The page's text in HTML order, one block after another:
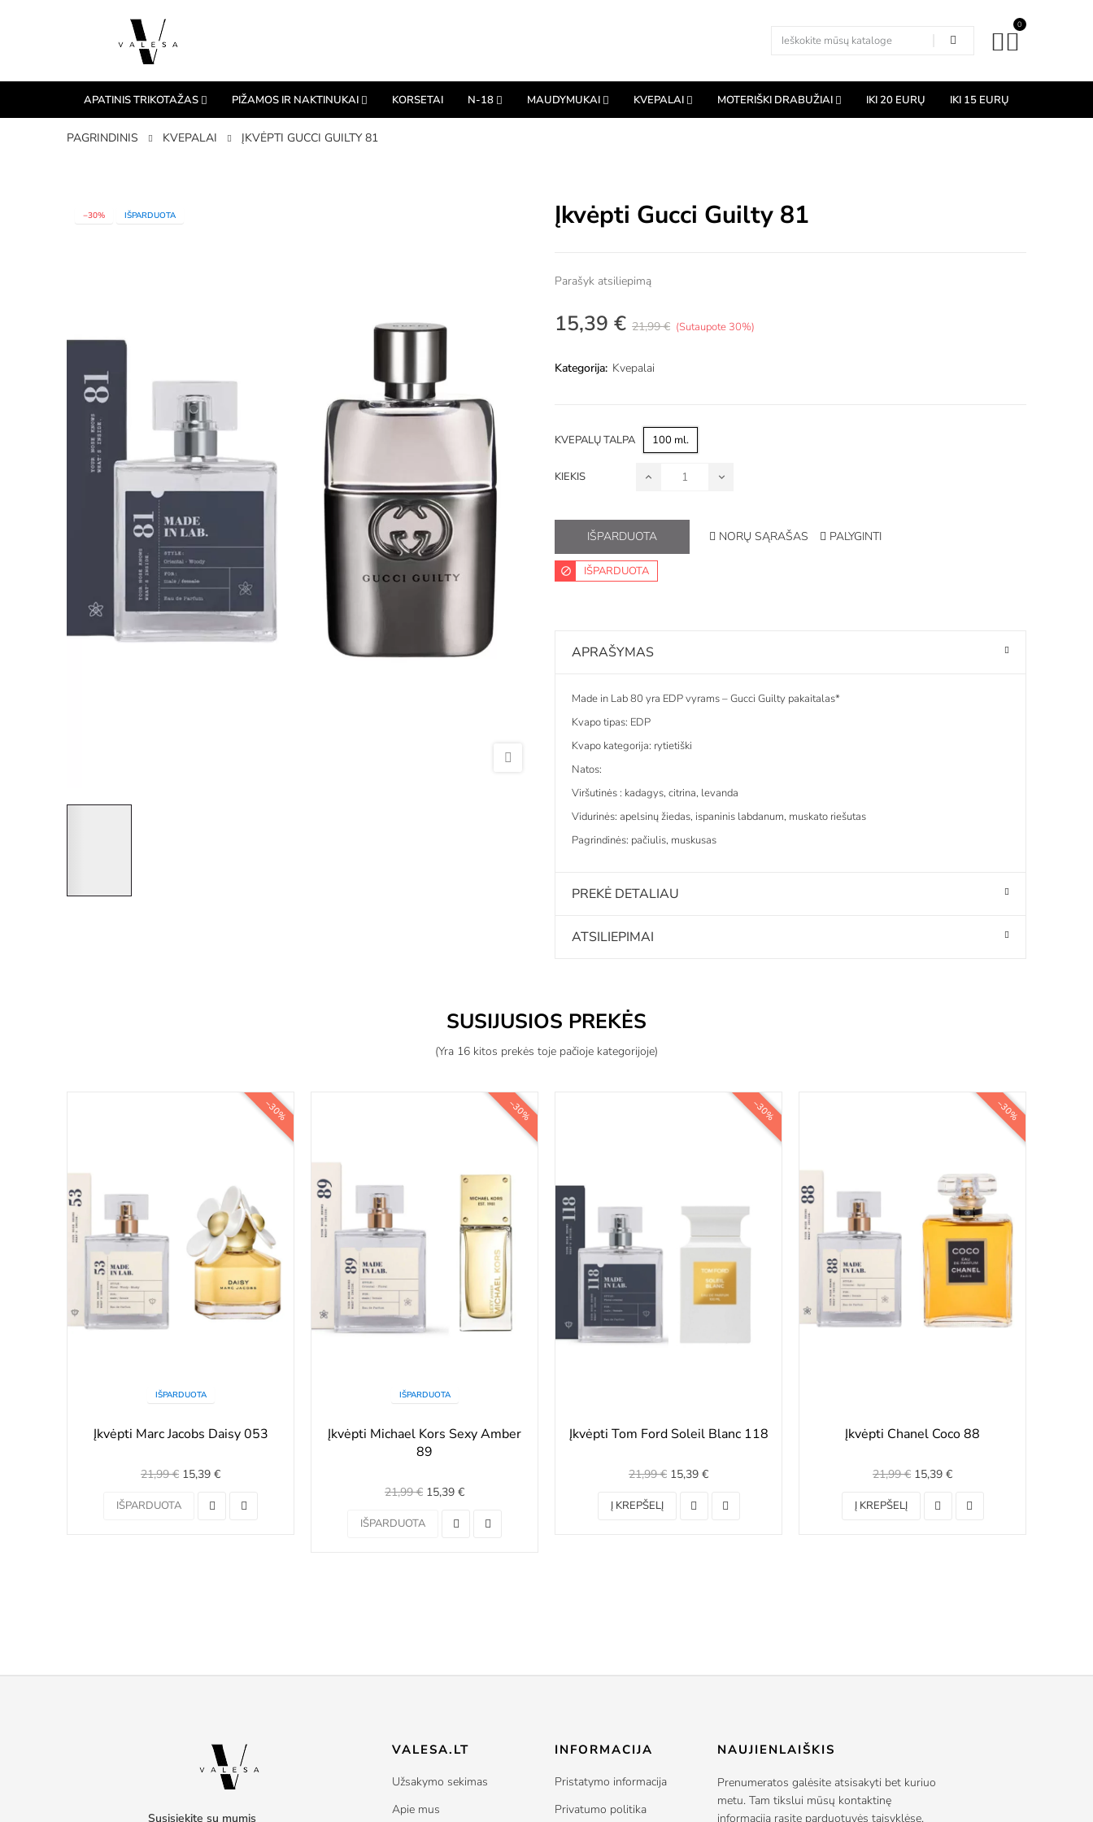
0
APATINIS TRIKOTAŽAS PIŽAMOS IR NAKTINUKAI KORSETAI N-18 MAUDYMUKAI KVEPALAI MOTERIŠKI DRABUŽIAI IKI 20 EURŲ IKI 15 EURŲ
PAGRINDINIS KVEPALAI ĮKVĖPTI GUCCI GUILTY 81
−30% IŠPARDUOTA Įkvėpti Gucci Guilty 81
Parašyk atsiliepimą
15,39 € 21,99 € Sutaupote 30%
Kategorija: Kvepalai
KVEPALŲ TALPA 100 ml.
KIEKIS
IŠPARDUOTA NORŲ SĄRAŠAS PALYGINTI
IŠPARDUOTA
APRAŠYMAS
Made in Lab 80 yra EDP vyrams – Gucci Guilty pakaitalas*
Kvapo tipas: EDP
Kvapo kategorija: rytietiški
Natos:
Viršutinės : kadagys, citrina, levanda
Vidurinės: apelsinų žiedas, ispaninis labdanum, muskato riešutas
Pagrindinės: pačiulis, muskusas
PREKĖ DETALIAU
ATSILIEPIMAI
SUSIJUSIOS PREKĖS
(Yra 16 kitos prekės toje pačioje kategorijoje)
IŠPARDUOTA
−30%
Įkvėpti Marc Jacobs Daisy 053
21,99 € 15,39 €
IŠPARDUOTA
IŠPARDUOTA
−30%
Įkvėpti Michael Kors Sexy Amber
89
21,99 € 15,39 €
IŠPARDUOTA
−30%
Įkvėpti Tom Ford Soleil Blanc 118
21,99 € 15,39 €
Į KREPŠELĮ
−30%
Įkvėpti Chanel Coco 88
21,99 € 15,39 €
Į KREPŠELĮ
Susisiekite su mumis
VALESA.LT
Užsakymo sekimas
Apie mus
INFORMACIJA
Pristatymo informacija
Privatumo politika
NAUJIENLAIŠKIS
Prenumeratos galėsite atsisakyti bet kuriuo
metu. Tam tikslui mūsų kontaktinę
informaciją rasite parduotuvės taisyklėse.